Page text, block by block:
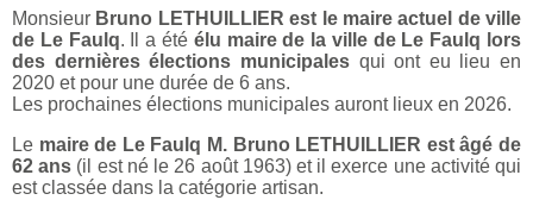
Monsieur Bruno LETHUILLIER est le maire actuel de ville
de Le Faulq. Il a été élu maire de la ville de Le Faulq lors
des dernières élections municipalesqui ont eu lieu en
2020 et pour une durée de 6 ans.
Les prochaines élections municipales auront lieux en 2026.
Le maire de Le Faulq M. Bruno LETHUILLIER est âgé de
62 ans (il est né le 26 août 1963) et il exerce une activité qui
est classée dans la catégorie artisan.